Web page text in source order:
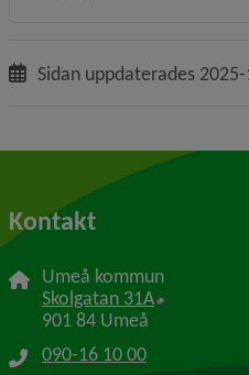
Sidan uppdaterades
Kontakt
Umeå kommun
Skolgatan 31A Länk till
901 84 Umeå
090-16 10 00